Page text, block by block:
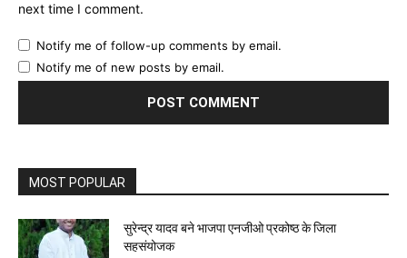
next time I comment.
Notify me of follow-up comments by email.
Notify me of new posts by email.
MOST POPULAR
सुरेन्द्र यादव बने भाजपा एनजीओ प्रकोष्ठ के जिला
सहसंयोजक